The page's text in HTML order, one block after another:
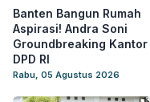
Banten Bangun Rumah
Aspirasi! Andra Soni
Groundbreaking Kantor
DPD RI
Rabu, 05 Agustus 2026